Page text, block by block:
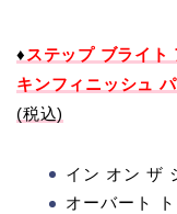
♦ ステップ ブライト
キンフィニッシュ
(税込)
イン オン ザ
オーバート